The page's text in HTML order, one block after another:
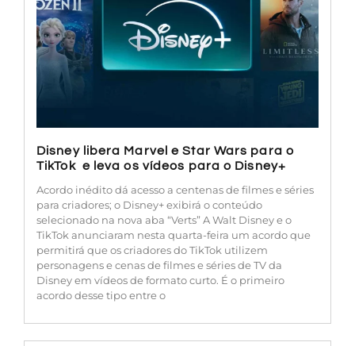
Disney libera Marvel e Star Wars para o
TikTok e leva os vídeos para o Disney+
Acordo inédito dá acesso a centenas de filmes e séries
para criadores; o Disney+ exibirá o conteúdo
selecionado na nova aba “Verts” A Walt Disney e o
TikTok anunciaram nesta quarta-feira um acordo que
permitirá que os criadores do TikTok utilizem
personagens e cenas de filmes e séries de TV da
Disney em vídeos de formato curto. É o primeiro
acordo desse tipo entre o